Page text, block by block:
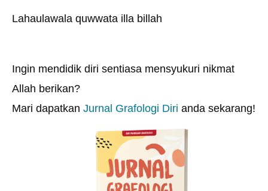
Lahaulawala quwwata illa billah
Ingin mendidik diri sentiasa mensyukuri nikmat
Allah berikan?
Mari dapatkan Jurnal Grafologi Diri anda sekarang!